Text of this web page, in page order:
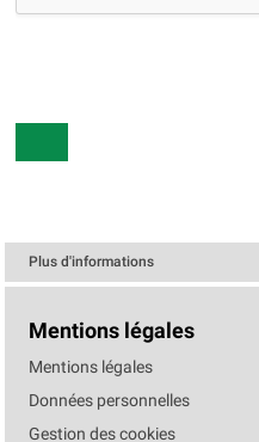
Plus d'informations
Mentions légales
Mentions légales
Données personnelles
Gestion des cookies